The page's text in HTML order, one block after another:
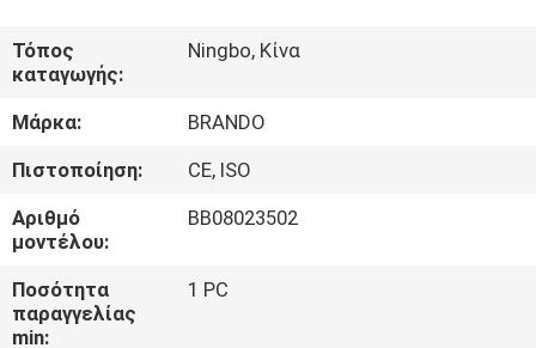
ΜΕ
ΕΜΆΣ
ΕΠΙΣΚΈΨΕΙΣ
ΣΤΟ
ΕΡΓΟΣΤΆΣΙΟ
ΈΛΕΓΧΟΣ
Τόπος
καταγωγής:
Ningbo, Κίνα
Μάρκα:
BRANDO
Πιστοποίηση:
CE, ISO
Αριθμό
μοντέλου:
BB08023502
Ποσότητα
παραγγελίας
min:
1 PC